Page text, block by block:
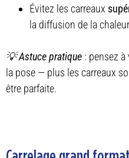
Évitez les carreaux
la diffusion de la
💡Astuce pratique : pensez
la pose — plus les carreaux
être parfaite.